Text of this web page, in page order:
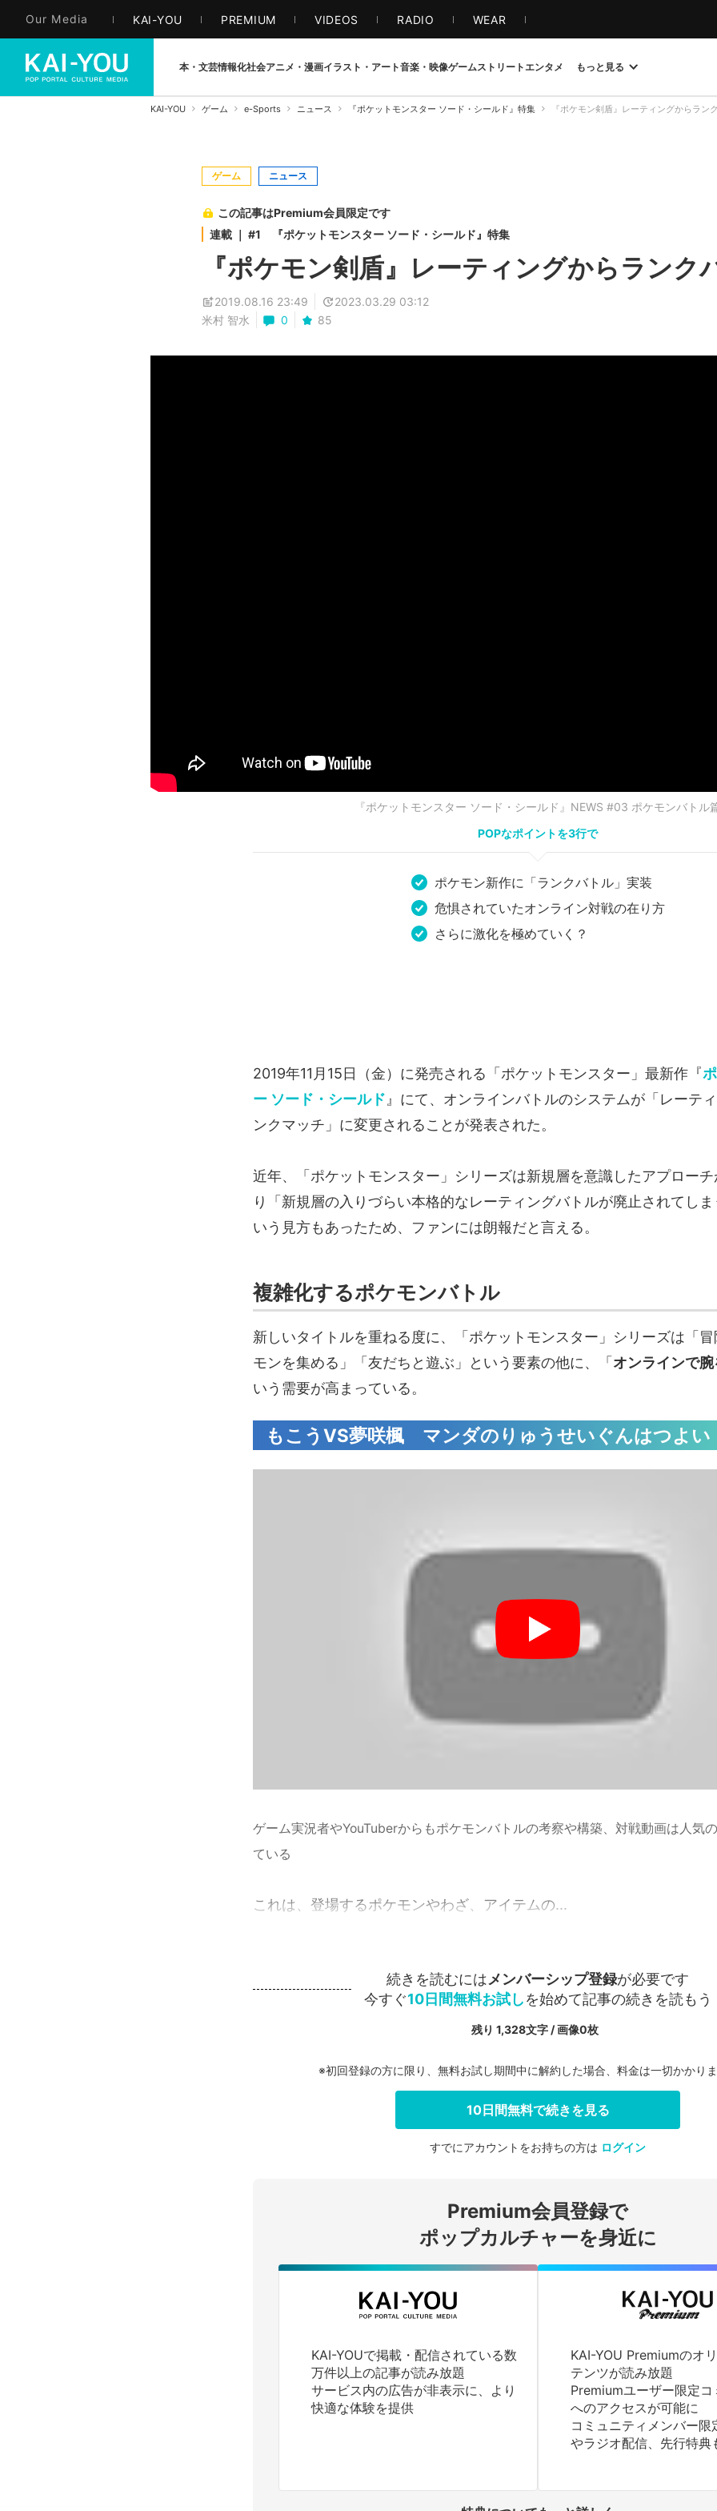
Our Media KAI-YOU PREMIUM VIDEOS RADIO WEAR
本・文芸情報化社会アニメ・漫画イラスト・アート音楽・映像ゲームストリート エンタメ もっと見る
KAI-YOU ゲーム e-Sports ニュース 『ポケットモンスター ソード・シールド』特集 『ポケモン剣盾』レーティングからラン
ゲーム ニュース
この記事はPremium会員限定です
連載 ｜ #1 『ポケットモンスター ソード・シールド』特集
『ポケモン剣盾』レーティングからランク
2019.08.16 23:49
2023.03.29 03:12
米村 智水
0 85
『ポケットモンスター ソード・シールド』NEWS #03 ポケモンバトル
POPなポイントを3行で
ポケモン新作に「ランクバトル」実装
危惧されていたオンライン対戦の在り方
さらに激化を極めていく？
2019年11月15日（金）に発売される「ポケットモンスター」最新作『
ー ソード・シールド 』にて、オンラインバトルのシステムが「レーテ
ンクマッチ」に変更されることが発表された。
近年、「ポケットモンスター」シリーズは新規層を意識したアプロー
り「新規層の入りづらい本格的なレーティングバトルが廃止されてしま
いう見方もあったため、ファンには朗報だと言える。
複雑化するポケモンバトル
新しいタイトルを重ねる度に、「ポケットモンスター」シリーズは「
モンを集める」「友だちと遊ぶ」という要素の他に、「オンラインで腕
いう需要が高まっている。
もこうVS夢咲楓 マンダのりゅうせいぐんはつよい
ゲーム実況者やYouTuberからもポケモンバトルの考察や構築、対戦動画は人気
ている
これは、登場するポケモンやわざ、アイテムの...
続きを読むにはメンバーシップ登録が必要です
今すぐ10日間無料お試しを始めて記事の続きを読もう
残り 1,328文字 / 画像0枚
ログインする
※初回登録の方に限り、無料お試し期間中に解約した場合、料金は一切かかりま
10日間無料で続きを見る
すでにアカウントをお持ちの方は ログイン
Premium会員登録で
ポップカルチャーを身近に
KAI-YOUで掲載・配信されている数
万件以上の記事が読み放題
サービス内の広告が非表示に、より
快適な体験を提供
KAI-YOU Premiumのオ
テンツが読み放題
Premiumユーザー限定コ
へのアクセスが可能に
コミュニティメンバー限
やラジオ配信、先行特典